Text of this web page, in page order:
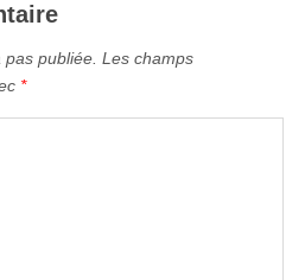
publiée. Les champs
*